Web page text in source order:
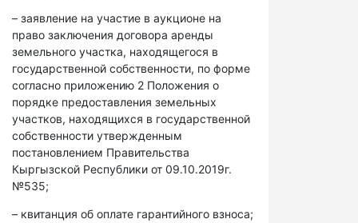
– заявление на участие в аукционе на
право заключения договора аренды
земельного участка, находящегося в
государственной собственности, по форме
согласно приложению 2 Положения о
порядке предоставления земельных
участков, находящихся в государственной
собственности утвержденным
постановлением Правительства
Кыргызской Республики от 09.10.2019г.
№535;
– квитанция об оплате гарантийного взноса;